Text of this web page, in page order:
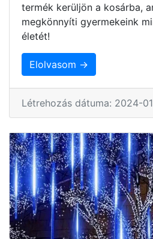
termék kerüljön a kosárba,
megkönnyíti gyermekeink
életét!
Elolvasom →
Létrehozás dátuma: 2024-